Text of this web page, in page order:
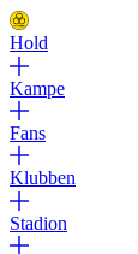
Hold
Kampe
Fans
Klubben
Stadion